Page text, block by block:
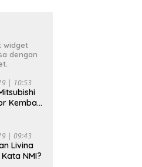
widget
dengan
| 10:53
Kembali
| 09:43
Livina
NMI?